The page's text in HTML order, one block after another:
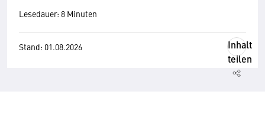
Lesedauer: 8 Minuten
Stand: 01.08.2026
Inhalt
teilen